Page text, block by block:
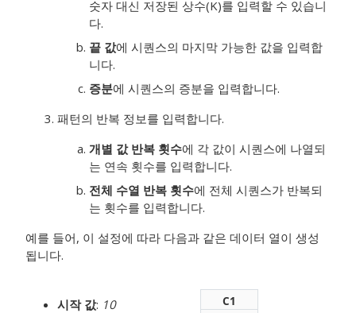
숫자 대신 저장된 상수(K)를 입력할 수 있습니
다.
끝 값에 시퀀스의 마지막 가능한 값을 입력합
니다.
증분에 시퀀스의 증분을 입력합니다.
패턴의 반복 정보를 입력합니다.
개별 값 반복 횟수에 각 값이 시퀀스에 나열되
는 연속 횟수를 입력합니다.
전체 수열 반복 횟수에 전체 시퀀스가 반복되
는 횟수를 입력합니다.
예를 들어, 이 설정에 따라 다음과 같은 데이터 열이 생성
됩니다.
시작 값: 10
C1